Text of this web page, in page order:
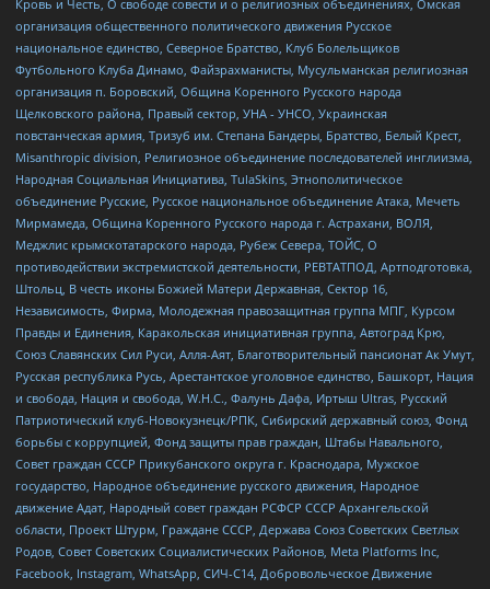
Кровь и Честь, О свободе совести и о религиозных объединениях, Омская
организация общественного политического движения Русское
национальное единство, Северное Братство, Клуб Болельщиков
Футбольного Клуба Динамо, Файзрахманисты, Мусульманская религиозная
организация п. Боровский, Община Коренного Русского народа
Щелковского района, Правый сектор, УНА - УНСО, Украинская
повстанческая армия, Тризуб им. Степана Бандеры, Братство, Белый Крест,
Misanthropic division, Религиозное объединение последователей инглиизма,
Народная Социальная Инициатива, TulaSkins, Этнополитическое
объединение Русские, Русское национальное объединение Атака, Мечеть
Мирмамеда, Община Коренного Русского народа г. Астрахани, ВОЛЯ,
Меджлис крымскотатарского народа, Рубеж Севера, ТОЙС, О
противодействии экстремистской деятельности, РЕВТАТПОД, Артподготовка,
Штольц, В честь иконы Божией Матери Державная, Сектор 16,
Независимость, Фирма, Молодежная правозащитная группа МПГ, Курсом
Правды и Единения, Каракольская инициативная группа, Автоград Крю,
Союз Славянских Сил Руси, Алля-Аят, Благотворительный пансионат Ак Умут,
Русская республика Русь, Арестантское уголовное единство, Башкорт, Нация
и свобода, Нация и свобода, W.H.С., Фалунь Дафа, Иртыш Ultras, Русский
Патриотический клуб-Новокузнецк/РПК, Сибирский державный союз, Фонд
борьбы с коррупцией, Фонд защиты прав граждан, Штабы Навального,
Совет граждан СССР Прикубанского округа г. Краснодара, Мужское
государство, Народное объединение русского движения, Народное
движение Адат, Народный совет граждан РСФСР СССР Архангельской
области, Проект Штурм, Граждане СССР, Держава Союз Советских Светлых
Родов, Совет Советских Социалистических Районов, Meta Platforms Inc,
Facebook, Instagram, WhatsApp, СИЧ-С14, Добровольческое Движение